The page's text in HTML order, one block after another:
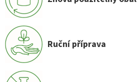
Ruční příprava